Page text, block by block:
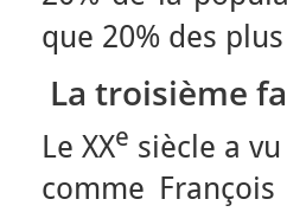
que 20% des
La troisième
Le XXe siècle a
comme